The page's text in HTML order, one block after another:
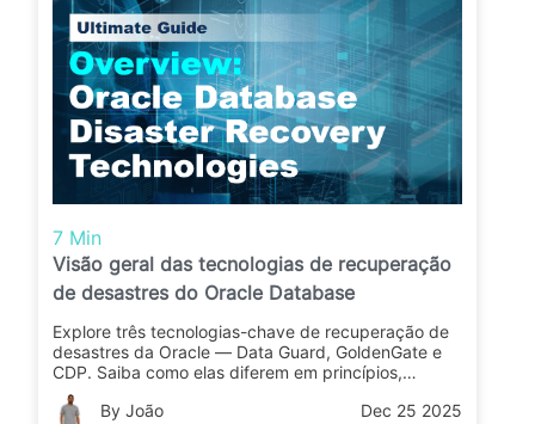
7 Min
Visão geral das tecnologias de recuperação
de desastres do Oracle Database
Explore três tecnologias-chave de recuperação de
desastres da Oracle — Data Guard, GoldenGate e
CDP. Saiba como elas diferem em princípios,
desempenho e implantação para criar uma
infraestrutura de banco de dados resiliente.
By João Dec 25 2025